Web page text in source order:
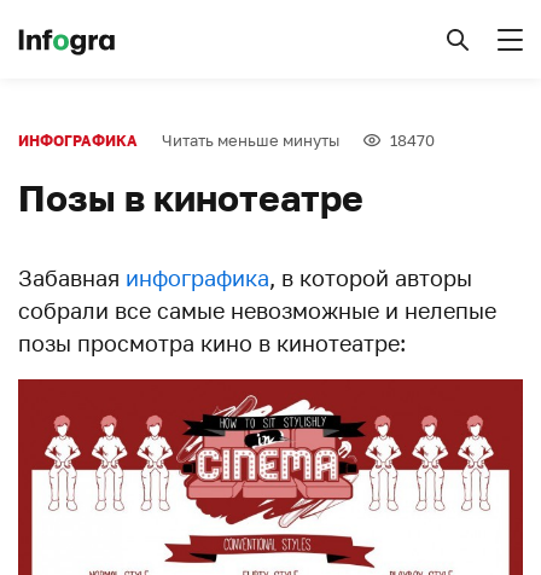
ИНФОГРАФИКА Читать меньше минуты 18470
Позы в кинотеатре
Забавная инфографика, в которой авторы
собрали все самые невозможные и нелепые
позы просмотра кино в кинотеатре: